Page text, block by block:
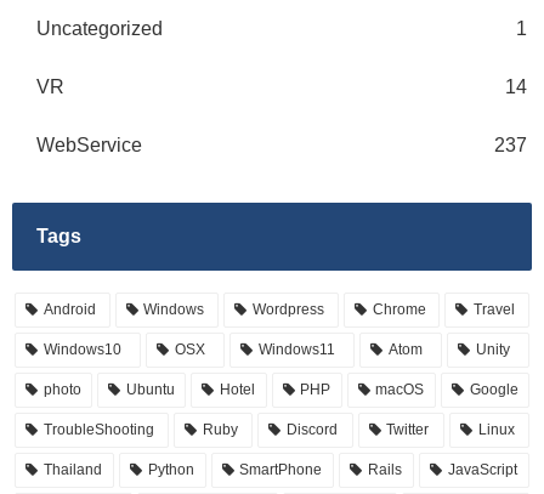
Uncategorized 1
VR 14
WebService 237
Tags
Android Windows Wordpress Chrome Travel
Windows10 OSX Windows11 Atom Unity
photo Ubuntu Hotel PHP macOS Google
TroubleShooting Ruby Discord Twitter Linux
Thailand Python SmartPhone Rails JavaScript